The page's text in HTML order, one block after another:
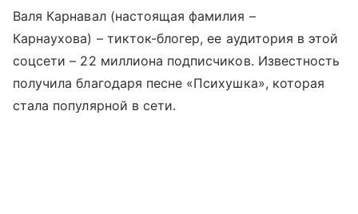
Валя Карнавал (настоящая фамилия –
Карнаухова) – тикток-блогер, ее аудитория в этой
соцсети – 22 миллиона подписчиков. Известность
получила благодаря песне «Психушка», которая
стала популярной в сети.